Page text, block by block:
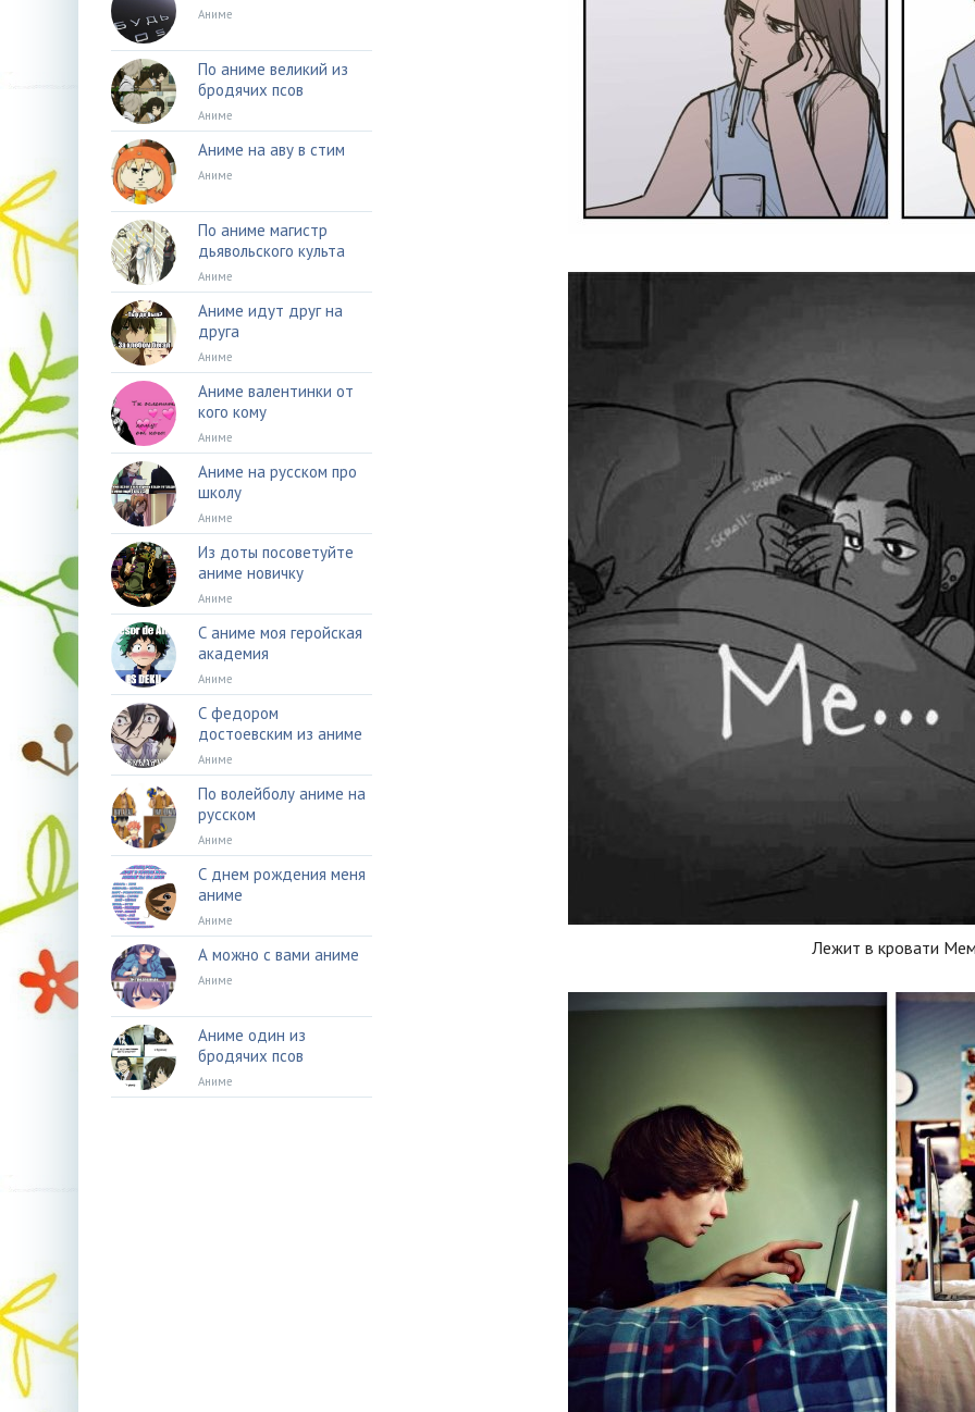
Лежит в кровати
Аниме
По аниме великий из
бродячих псов
Аниме
Аниме на аву в стим
Аниме
По аниме магистр
дьявольского культа
Аниме
Аниме идут друг на
друга
Аниме
Аниме валентинки от
кого кому
Аниме
Аниме на русском про
школу
Аниме
Из доты посоветуйте
аниме новичку
Аниме
С аниме моя геройская
академия
Аниме
С федором
достоевским из аниме
Аниме
По волейболу аниме на
русском
Аниме
С днем рождения меня
аниме
Аниме
А можно с вами аниме
Аниме
Аниме один из
бродячих псов
Аниме